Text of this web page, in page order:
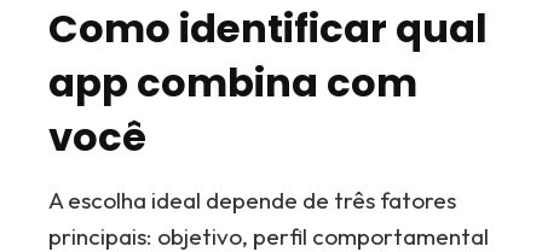
Como identificar qual
app combina com
você
A escolha ideal depende de três fatores
principais: objetivo, perfil comportamental